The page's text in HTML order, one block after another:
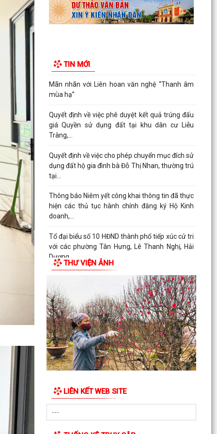
TIN MỚI
Chủ...
Nhiều trường đại học công bố điểm chuẩn năm
sôi nổi tranh tài trên đường đua xanh
Mãn nhãn với Liên hoan văn nghệ “Thanh âm
mùa hạ”
Quyết định về việc phê duyệt kết quả trúng đấu
giá Quyền sử dụng đất tại khu dân cư Liễu
Tràng,...
Quyết định về việc cho phép chuyển mục đích sử
dụng đất hộ gia đình bà Đỗ Thị Nhan, thường trú
tại...
Thông báo Niêm yết công khai thông tin đã thực
hiện các thủ tục hành chính đăng ký Hộ Kinh
doanh,...
Tổ đại biểu số 10 HĐND thành phố tiếp xúc cử tri
với các phường Tân Hưng, Lê Thanh Nghị, Hải
Dương,...
Bộ Giáo dục và Đào tạo công bố Khung kế hoạch
thời gian năm học 2026 - 2027
Đình chỉ lưu hành, thu hồi và tiêu huỷ thuốc Viên
nén Paracetamol 500mg
Ra mắt mô hình “Toàn dân phường Tân Hưng
tham gia phòng, chống ma túy”
Cơ cấu, số lượng, chế độ đối với hiệu trưởng,
Chung kết Hội thi lực lượng tham gia bảo vệ an
năm...
THƯ VIỆN ẢNH
LIÊN KẾT WEB SITE